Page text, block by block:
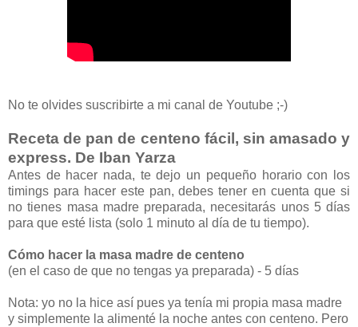
No te olvides suscribirte a mi canal de Youtube ;-)
Receta de pan de centeno fácil, sin amasado y
express. De Iban Yarza
Antes de hacer nada, te dejo un pequeño horario con los
timings para hacer este pan, debes tener en cuenta que si
no tienes masa madre preparada, necesitarás unos 5 días
para que esté lista (solo 1 minuto al día de tu tiempo).
Cómo hacer la masa madre de centeno
(en el caso de que no tengas ya preparada) - 5 días
Nota: yo no la hice así pues ya tenía mi propia masa madre
y simplemente la alimenté la noche antes con centeno. Pero